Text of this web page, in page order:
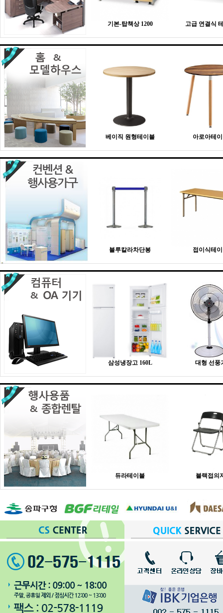
기본-탑책상 1200 고급 연결식
베이직 원형테이블 아로아테
블루칼라차단봉 접이식테
삼성냉장고 160L 대형 선풍
듀라테이블 블랙접의